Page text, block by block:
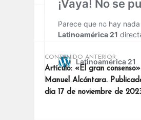
Facebook Twitter
CONTENIDO ANTERIOR
Artículo: «El gran
Manuel Alcántara.
día 17 de noviembre de